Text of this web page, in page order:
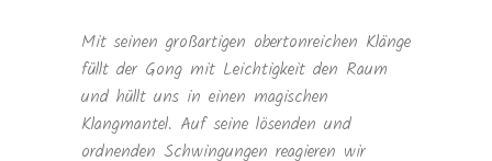
Mit seinen großartigen obertonreichen Klängen
füllt der Gong mit Leichtigkeit den Raum
und hüllt uns in einen magischen
Klangmantel. Auf seine lösenden und
ordnenden Schwingungen reagieren wir